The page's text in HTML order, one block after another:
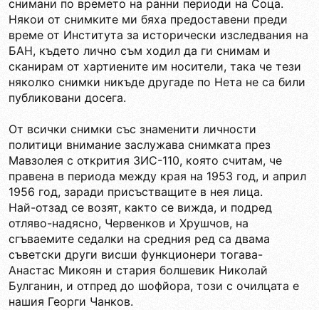
снимани по времето на ранни периоди на Соца.
Някои от снимките ми бяха предоставени преди
време от Института за исторически изследвания на
БАН, където лично съм ходил да ги снимам и
сканирам от хартиените им носители, така че тези
няколко снимки никъде другаде по Нета не са били
публиковани досега.
От всички снимки със знаменити личности
политици внимание заслужава снимката през
Мавзолея с открития ЗИС-110, която считам, че
правена в периода между края на 1953 год, и април
1956 год, заради присъстващите в нея лица.
Най-отзад се возят, както се вижда, и подред
отляво-надясно, Червенков и Хрушчов, на
сгъваемите седалки на средния ред са двама
съветски други висши функционери тогава-
Анастас Микоян и стария болшевик Николай
Булганин, и отпред до шофйора, този с очилцата е
нашия Георги Чанков.